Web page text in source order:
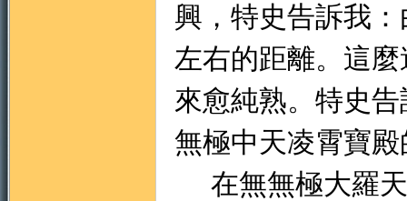
興，特史告訴我
左右的距離。這
來愈純熟。特史
無極中天凌霄寶
在無無極大羅天